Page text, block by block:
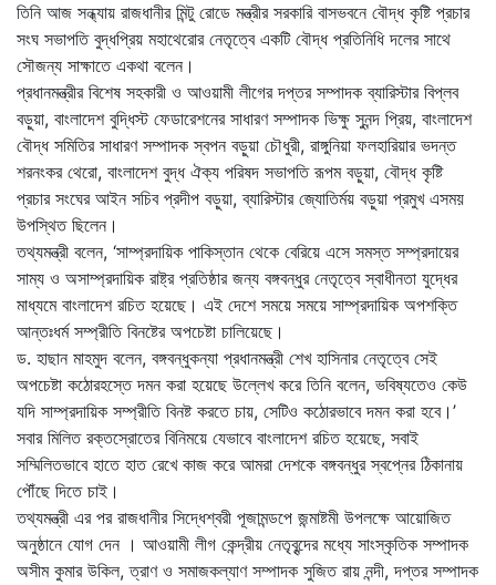
তিনি আজ সন্ধ্যায় রাজধানীর মিন্টু রোডে মন্ত্রীর সরকারি বাসভবনে বৌদ্ধ কৃষ্টি প্রচার
সংঘ সভাপতি বুদ্ধপ্রিয় মহাথেরোর নেতৃত্বে একটি বৌদ্ধ প্রতিনিধি দলের সাথে
সৌজন্য সাক্ষাতে একথা বলেন।
প্রধানমন্ত্রীর বিশেষ সহকারী ও আওয়ামী লীগের দপ্তর সম্পাদক ব্যারিস্টার বিপ্লব
বড়ুয়া, বাংলাদেশ বুদ্ধিস্ট ফেডারেশনের সাধারণ সম্পাদক ভিক্ষু সুনন্দ প্রিয়, বাংলাদেশ
বৌদ্ধ সমিতির সাধারণ সম্পাদক স্বপন বড়ুয়া চৌধুরী, রাঙ্গুনিয়া ফলহারিয়ার ভদন্ত
শরনংকর থেরো, বাংলাদেশ বুদ্ধ ঐক্য পরিষদ সভাপতি রূপম বড়ুয়া, বৌদ্ধ কৃষ্টি
প্রচার সংঘের আইন সচিব প্রদীপ বড়ুয়া, ব্যারিস্টার জ্যোতির্ময় বড়ুয়া প্রমুখ এসময়
উপস্থিত ছিলেন।
তথ্যমন্ত্রী বলেন, ‘সাম্প্রদায়িক পাকিস্তান থেকে বেরিয়ে এসে সমস্ত সম্প্রদায়ের
সাম্য ও অসাম্প্রদায়িক রাষ্ট্র প্রতিষ্ঠার জন্য বঙ্গবন্ধুর নেতৃত্বে স্বাধীনতা যুদ্ধের
মাধ্যমে বাংলাদেশ রচিত হয়েছে। এই দেশে সময়ে সময়ে সাম্প্রদায়িক অপশক্তি
আন্তঃধর্ম সম্প্রীতি বিনষ্টের অপচেষ্টা চালিয়েছে।
ড. হাছান মাহমুদ বলেন, বঙ্গবন্ধুকন্যা প্রধানমন্ত্রী শেখ হাসিনার নেতৃত্বে সেই
অপচেষ্টা কঠোরহস্তে দমন করা হয়েছে উল্লেখ করে তিনি বলেন, ভবিষ্যতেও কেউ
যদি সাম্প্রদায়িক সম্প্রীতি বিনষ্ট করতে চায়, সেটিও কঠোরভাবে দমন করা হবে।’
সবার মিলিত রক্তস্রোতের বিনিময়ে যেভাবে বাংলাদেশ রচিত হয়েছে, সবাই
সম্মিলিতভাবে হাতে হাত রেখে কাজ করে আমরা দেশকে বঙ্গবন্ধুর স্বপ্নের ঠিকানায়
পৌঁছে দিতে চাই।
তথ্যমন্ত্রী এর পর রাজধানীর সিদ্ধেশ্বরী পূজামন্ডপে জন্মাষ্টমী উপলক্ষে আয়োজিত
অনুষ্ঠানে যোগ দেন । আওয়ামী লীগ কেন্দ্রীয় নেতৃবৃন্দের মধ্যে সাংস্কৃতিক সম্পাদক
অসীম কুমার উকিল, ত্রাণ ও সমাজকল্যাণ সম্পাদক সুজিত রায় নন্দী, দপ্তর সম্পাদক